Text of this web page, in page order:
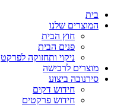
בית
המוצרים שלנו
חוץ הבית
פנים הבית
ניקוי ותחזוקה לפרקט
מוצרים לרכישה
סירנובה ביצוע
חידוש דקים
חידוש פרקטים